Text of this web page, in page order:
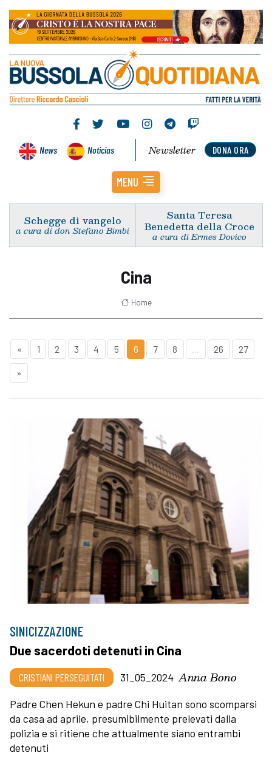
News Noticias DONA ORA
Newsletter
MENU
Schegge di vangelo
a cura di don Stefano Bimbi
Santa Teresa
Benedetta della Croce
a cura di Ermes Dovico
Cina
Home
« 1 2 3 4 5 6 7 8 26 27
»
SINICIZZAZIONE
Due sacerdoti detenuti in Cina
CRISTIANI PERSEGUITATI 31_05_2024 Anna Bono
Padre Chen Hekun e padre Chi Huitan sono scomparsi
da casa ad aprile, presumibilmente prelevati dalla
polizia e si ritiene che attualmente siano entrambi
detenuti